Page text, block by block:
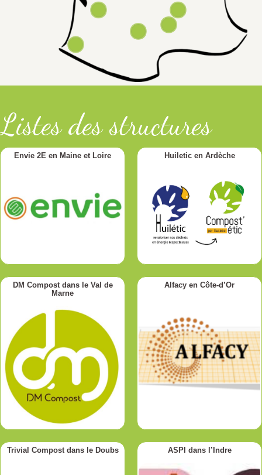
COMPOST & CO
AU RAS DU SOL
LES MAINS SUR TERRE
ROVALTERRE
OUICOMPOST
HUILETIC
GRAINES DE COMPOST
Listes des structures
Envie 2E en Maine et Loire Huiletic en Ardèche
DM Compost dans le Val de
Marne
Alfacy en Côte-d’Or
Trivial Compost dans le Doubs ASPI dans l’Indre